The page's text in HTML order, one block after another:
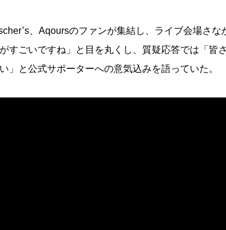
、Aqoursのファンが集結し、ライブ会場さな
がすごいですね」と目を丸くし、質疑応答では「皆
」と公式サポーターへの意気込みを語っていた。